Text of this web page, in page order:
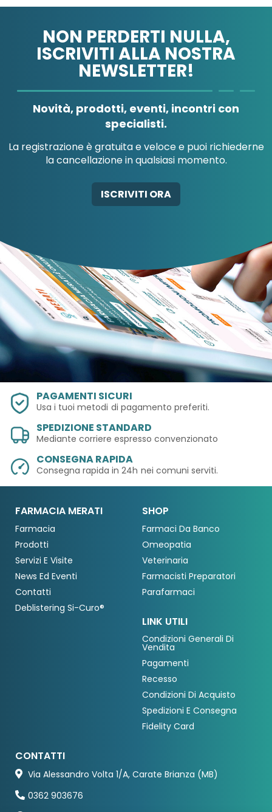
A.MENARINI
A.MENARINI
AB-GLOBAL SRL
ABBATE A&V PHARMA
NON PERDERTI NULLA,
ISCRIVITI ALLA NOSTRA
NEWSLETTER!
Novità, prodotti, eventi, incontri con
specialisti.
La registrazione è gratuita e veloce e puoi richiederne
la cancellazione in qualsiasi momento.
ISCRIVITI ORA
PAGAMENTI SICURI
Usa i tuoi metodi di pagamento preferiti.
SPEDIZIONE STANDARD
Mediante corriere espresso convenzionato
CONSEGNA RAPIDA
Consegna rapida in 24h nei comuni serviti.
FARMACIA MERATI
Farmacia
Prodotti
Servizi E Visite
News Ed Eventi
Contatti
Deblistering Si-Curo®
SHOP
Farmaci Da Banco
Omeopatia
Veterinaria
Farmacisti Preparatori
Parafarmaci
LINK UTILI
Condizioni Generali Di
Vendita
Pagamenti
Recesso
Condizioni Di Acquisto
Spedizioni E Consegna
Fidelity Card
CONTATTI
Via Alessandro Volta 1/A, Carate Brianza (MB)
0362 903676